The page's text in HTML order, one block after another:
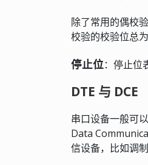
除了常用的偶校
校验的校验位总为
停止位：停止位
DTE 与 DCE
串口设备一般可
Data
信设备，比如调